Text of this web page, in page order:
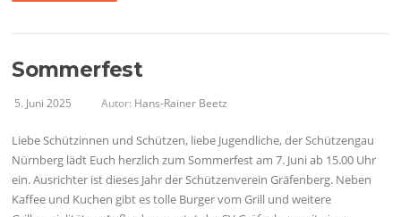
Sommerfest
5. Juni 2025 Autor: Hans-Rainer Beetz
Liebe Schützinnen und Schützen, liebe Jugendliche, der Schützengau
Nürnberg lädt Euch herzlich zum Sommerfest am 7. Juni ab 15.00 Uhr
ein. Ausrichter ist dieses Jahr der Schützenverein Gräfenberg. Neben
Kaffee und Kuchen gibt es tolle Burger vom Grill und weitere